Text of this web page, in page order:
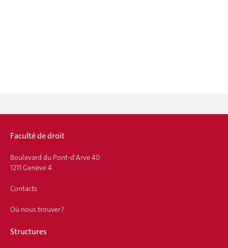
Faculté de droit
Boulevard du Pont-d'Arve 40
1211 Genève 4
Contacts
Où nous trouver ?
Structures